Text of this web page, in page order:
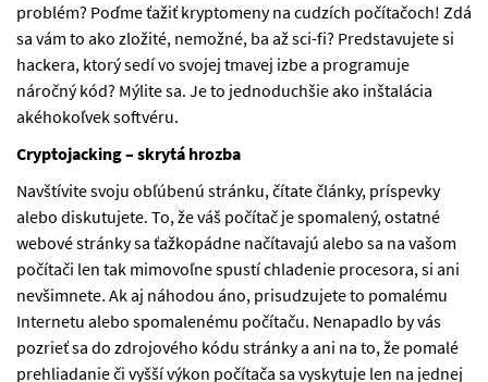
problém? Poďme ťažiť kryptomeny na cudzích počítačoch! Zdá
sa vám to ako zložité, nemožné, ba až sci-fi? Predstavujete si
hackera, ktorý sedí vo svojej tmavej izbe a programuje
náročný kód? Mýlite sa. Je to jednoduchšie ako inštalácia
akéhokoľvek softvéru.
Cryptojacking – skrytá hrozba
Navštívite svoju obľúbenú stránku, čítate články, príspevky
alebo diskutujete. To, že váš počítač je spomalený, ostatné
webové stránky sa ťažkopádne načítavajú alebo sa na vašom
počítači len tak mimovoľne spustí chladenie procesora, si ani
nevšimnete. Ak aj náhodou áno, prisudzujete to pomalému
Internetu alebo spomalenému počítaču. Nenapadlo by vás
pozrieť sa do zdrojového kódu stránky a ani na to, že pomalé
prehliadanie či vyšší výkon počítača sa vyskytuje len na jednej